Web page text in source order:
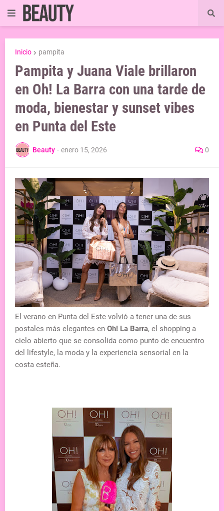
Inicio pampita
Pampita y Juana Viale brillaron
en Oh! La Barra con una tarde de
moda, bienestar y sunset vibes
en Punta del Este
Beauty - enero 15, 2026 0
El verano en Punta del Este volvió a tener una de sus
postales más elegantes en Oh! La Barra, el shopping a
cielo abierto que se consolida como punto de encuentro
del lifestyle, la moda y la experiencia sensorial en la
costa esteña.